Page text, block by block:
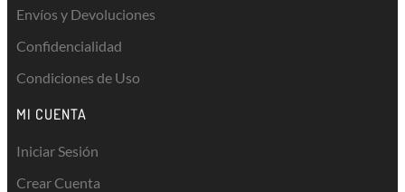
Envíos y Devoluciones
Confidencialidad
Condiciones de Uso
MI CUENTA
Iniciar Sesión
Crear Cuenta